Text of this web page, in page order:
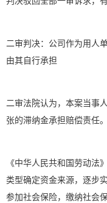
二审判决：公司作为用人
由其自行承担
二审法院认为，本案当事
张的滞纳金承担赔偿责任。
《中华人民共和国劳动法
类型确定资金来源，逐步
参加社会保险，缴纳社会